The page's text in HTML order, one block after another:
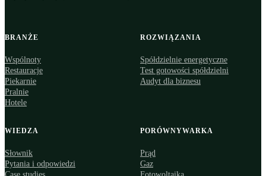
BRANŻE
Wspólnoty
Restauracje
Piekarnie
Pralnie
Hotele
ROZWIĄZANIA
Spółdzielnie energetyczne
Test gotowości spółdzielni
Audyt dla biznesu
WIEDZA
Słownik
Pytania i odpowiedzi
PORÓWNYWARKA
Prąd
Gaz